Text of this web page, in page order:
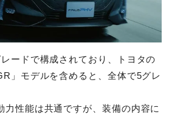
ードで構成されており、トヨタの
」モデルを含めると、全体で5グレ
力性能は共通ですが、装備の内容に